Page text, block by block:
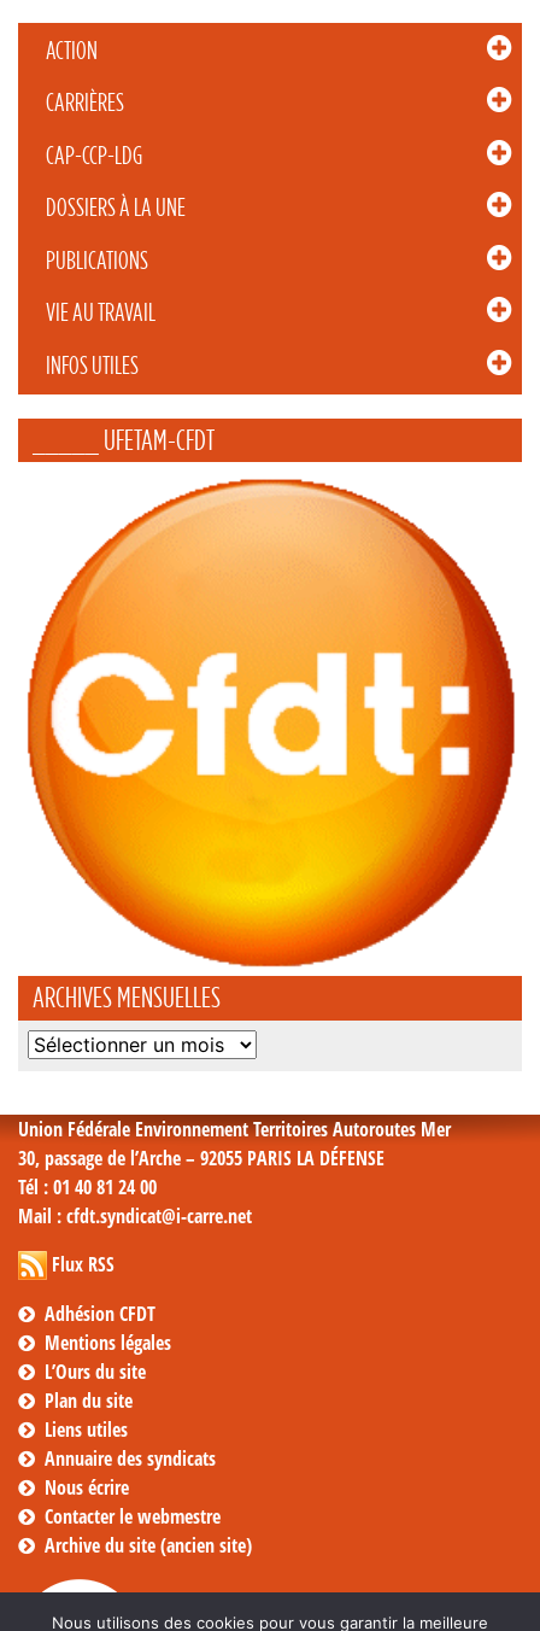
ACTION
CARRIÈRES
CAP-CCP-LDG
DOSSIERS À LA UNE
PUBLICATIONS
VIE AU TRAVAIL
INFOS UTILES
_____ UFETAM-CFDT
ARCHIVES MENSUELLES
Archives
Union Fédérale Environnement Territoires Autoroutes Mer
30, passage de l’Arche – 92055 PARIS LA DÉFENSE
Tél : 01 40 81 24 00
Mail : cfdt.syndicat@i-carre.net
Flux RSS
Adhésion CFDT
Mentions légales
L’Ours du site
Plan du site
Liens utiles
Annuaire des syndicats
Nous écrire
Contacter le webmestre
Archive du site (ancien site)
Nous utilisons des cookies pour vous garantir la meilleure